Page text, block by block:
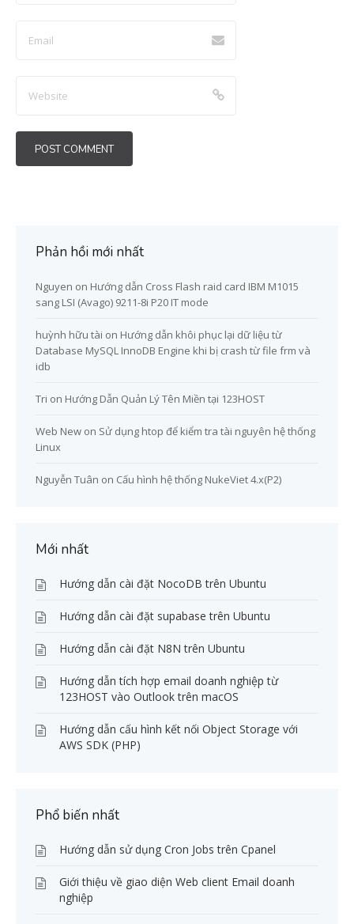
Phản hồi mới nhất
Nguyen on Hướng dẫn Cross Flash raid card IBM M1015
sang LSI (Avago) 9211-8i P20 IT mode
huỳnh hữu tài on Hướng dẫn khôi phục lại dữ liệu từ
Database MySQL InnoDB Engine khi bị crash từ file frm và
idb
Tri on Hướng Dẫn Quản Lý Tên Miền tại 123HOST
Web New on Sử dụng htop để kiểm tra tài nguyên hệ thống
Linux
Nguyễn Tuân on Cấu hình hệ thống NukeViet 4.x(P2)
Mới nhất
Hướng dẫn cài đặt NocoDB trên Ubuntu
Hướng dẫn cài đặt supabase trên Ubuntu
Hướng dẫn cài đặt N8N trên Ubuntu
Hướng dẫn tích hợp email doanh nghiệp từ
123HOST vào Outlook trên macOS
Hướng dẫn cấu hình kết nối Object Storage với
AWS SDK (PHP)
Phổ biến nhất
Hướng dẫn sử dụng Cron Jobs trên Cpanel
Giới thiệu về giao diện Web client Email doanh
nghiệp